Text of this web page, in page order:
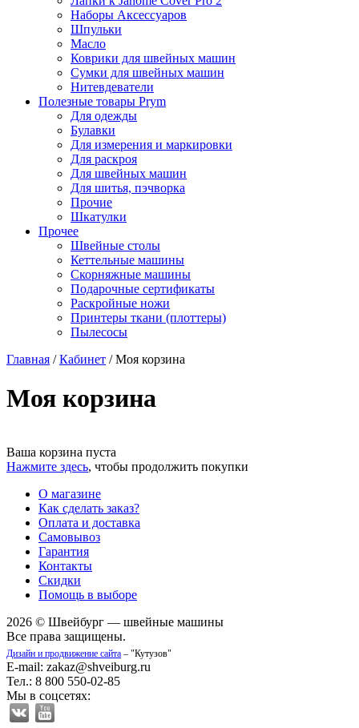
Наборы Аксессуаров
Шпульки
Масло
Коврики для швейных машин
Сумки для швейных машин
Нитевдеватели
Полезные товары Prym
Для одежды
Булавки
Для измерения и маркировки
Для раскроя
Для швейных машин
Для шитья, пэчворка
Прочие
Шкатулки
Прочее
Швейные столы
Кеттельные машины
Скорняжные машины
Подарочные сертификаты
Раскройные ножи
Принтеры ткани (плоттеры)
Пылесосы
Главная /Кабинет /Моя корзина
Моя корзина
Ваша корзина пуста
Нажмите здесь, чтобы продолжить покупки
О магазине
Как сделать заказ?
Оплата и доставка
Самовывоз
Гарантия
Контакты
Скидки
Помощь в выборе
2026 © Швейбург — швейные машины
Все права защищены.
Дизайн и продвижение сайта – "Кутузов"
E-mail: zakaz@shveiburg.ru
Тел.: 8 800 550-02-85
Мы в соцсетях: